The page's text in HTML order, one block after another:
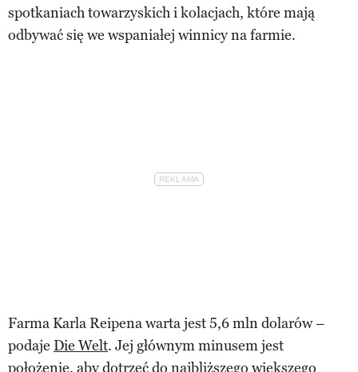
spotkaniach towarzyskich i kolacjach, które mają
odbywać się we wspaniałej winnicy na farmie.
Farma Karla Reipena warta jest 5,6 mln dolarów –
podaje Die Welt. Jej głównym minusem jest
położenie, aby dotrzeć do najbliższego większego